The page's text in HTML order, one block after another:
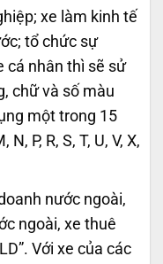
xe làm kinh tế
tổ chức sự
cá nhân thì sẽ sử
chữ và số màu
một trong 15
P, R, S, T, U, V, X,
nước ngoài,
ngoài, xe thuê
Với xe của các